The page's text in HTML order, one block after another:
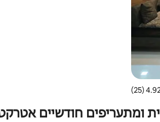
של 4.92 מתוך 5, 25 ביקורות
4.92
ומתעריפים חודשיים